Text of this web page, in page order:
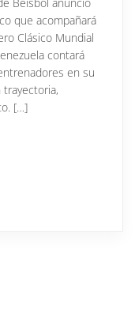
que acompañará
Clásico Mundial
contará
en su
[…]